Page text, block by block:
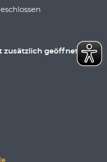
zusätzlich geöffnet: